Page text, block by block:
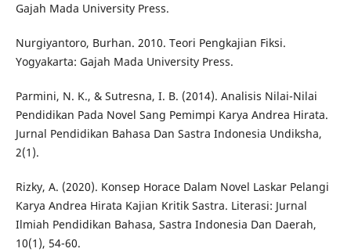
Gajah Mada University Press.
Nurgiyantoro, Burhan. 2010. Teori Pengkajian Fiksi.
Yogyakarta: Gajah Mada University Press.
Parmini, N. K., & Sutresna, I. B. (2014). Analisis Nilai-Nilai
Pendidikan Pada Novel Sang Pemimpi Karya Andrea Hirata.
Jurnal Pendidikan Bahasa Dan Sastra Indonesia Undiksha,
2(1).
Rizky, A. (2020). Konsep Horace Dalam Novel Laskar Pelangi
Karya Andrea Hirata Kajian Kritik Sastra. Literasi: Jurnal
Ilmiah Pendidikan Bahasa, Sastra Indonesia Dan Daerah,
10(1), 54-60.